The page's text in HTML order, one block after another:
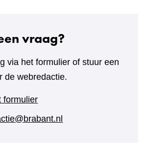
vraag?
via het formulier of stuur een
de webredactie.
formulier(verwijst
naar